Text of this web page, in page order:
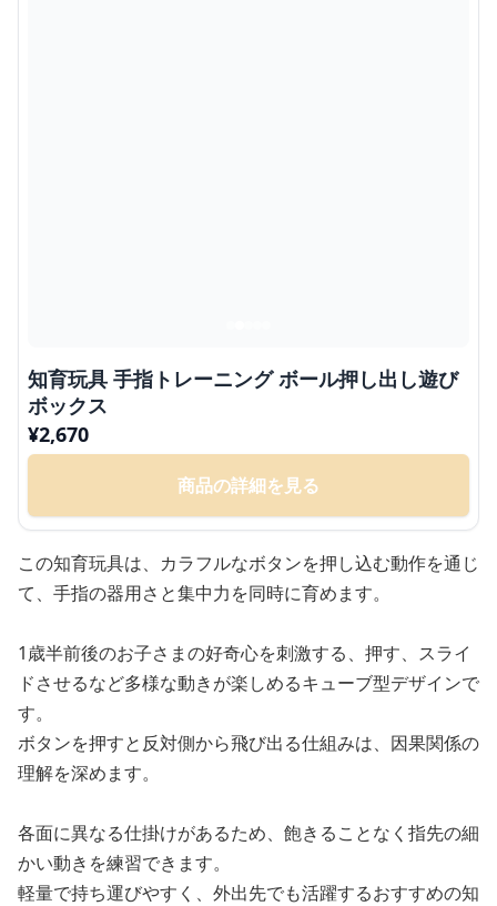
知育玩具 手指トレーニング ボール押し出し遊び
ボックス
¥2,670
商品の詳細を見る
この知育玩具は、カラフルなボタンを押し込む動作を通じ
て、手指の器用さと集中力を同時に育めます。
1歳半前後のお子さまの好奇心を刺激する、押す、スライ
ドさせるなど多様な動きが楽しめるキューブ型デザインで
す。
ボタンを押すと反対側から飛び出る仕組みは、因果関係の
理解を深めます。
各面に異なる仕掛けがあるため、飽きることなく指先の細
かい動きを練習できます。
軽量で持ち運びやすく、外出先でも活躍するおすすめの知